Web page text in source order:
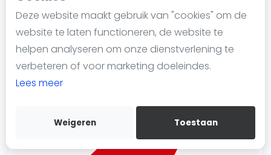
Deze website maakt gebruik van "cookies" om de
website te laten functioneren, de website te
helpen analyseren om onze dienstverlening te
verbeteren of voor marketing doeleindes.
Lees meer
Weigeren Toestaan
Informatie
Over ons
Contact
Adverteren
Insights
WhatsApp
Join WhatsApp Community